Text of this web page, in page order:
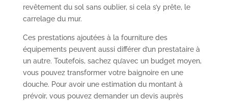
revêtement du sol sans oublier, si cela s’y prête, le
carrelage du mur.
Ces prestations ajoutées à la fourniture des
équipements peuvent aussi différer d’un prestataire à
un autre. Toutefois, sachez qu’avec un budget moyen,
vous pouvez transformer votre baignoire en une
douche. Pour avoir une estimation du montant à
prévoir, vous pouvez demander un devis auprès